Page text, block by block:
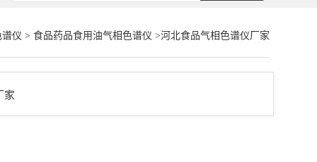
仪 > 食品药品食用油气相色谱仪 >河北食品气相色谱仪厂家